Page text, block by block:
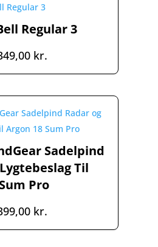
Regular 3
kr..
kr.Den
aktuelle
349,00 kr..
Sadelpind
Til
Pro
kr.Den
aktuelle